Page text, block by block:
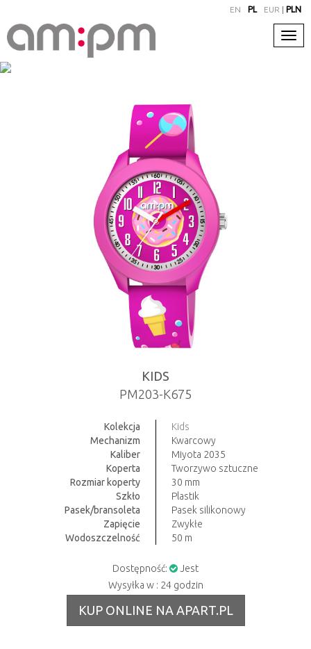
EN PL EUR |PLN
KIDS
PM203-K675
Kolekcja
Kids
Mechanizm
Kwarcowy
Kaliber
Miyota 2035
Koperta
Tworzywo sztuczne
Rozmiar koperty
30 mm
Szkło
Plastik
Pasek/bransoleta
Pasek silikonowy
Zapięcie
Zwykłe
Wodoszczelność
50 m
Dostępność:
Jest
Wysyłka w : 24 godzin
KUP ONLINE NA APART.PL